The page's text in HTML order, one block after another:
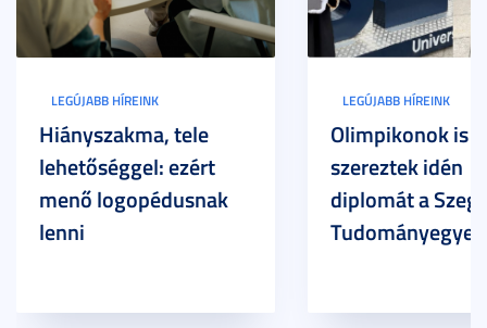
LEGÚJABB HÍREINK
Hiányszakma, tele
lehetőséggel: ezért
menő logopédusnak
lenni
LEGÚJABB HÍREINK
Olimpikonok is
szereztek idén
diplomát a